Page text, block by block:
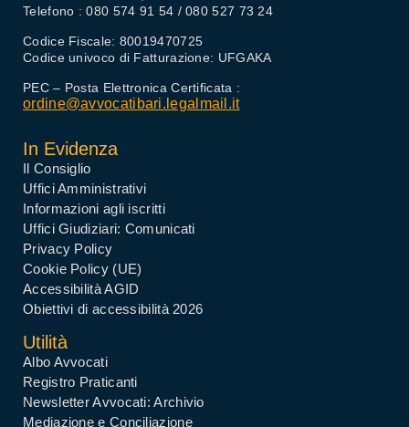
Telefono : 080 574 91 54 / 080 527 73 24
Codice Fiscale: 80019470725
Codice univoco di Fatturazione: UFGAKA
PEC – Posta Elettronica Certificata :
ordine@avvocatibari.legalmail.it
In Evidenza
Il Consiglio
Uffici Amministrativi
Informazioni agli iscritti
Uffici Giudiziari: Comunicati
Privacy Policy
Cookie Policy (UE)
Accessibilità AGID
Obiettivi di accessibilità 2026
Utilità
Albo Avvocati
Registro Praticanti
Newsletter Avvocati: Archivio
Mediazione e Conciliazione